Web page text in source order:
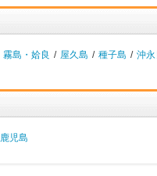
霧島・姶良 / 屋久島 / 種子島 / 沖
鹿児島